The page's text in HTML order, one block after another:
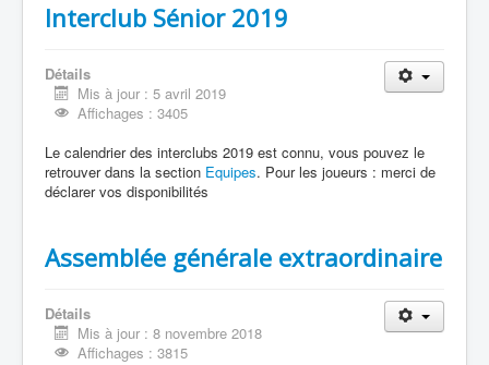
Interclub Sénior 2019
Détails
Mis à jour : 5 avril 2019
Affichages : 3405
Le calendrier des interclubs 2019 est connu, vous pouvez le
retrouver dans la section Equipes. Pour les joueurs : merci de
déclarer vos disponibilités
Assemblée générale extraordinaire
Détails
Mis à jour : 8 novembre 2018
Affichages : 3815